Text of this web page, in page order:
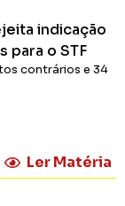
indicação
para o STF
contrários e 34
Ler Matéria